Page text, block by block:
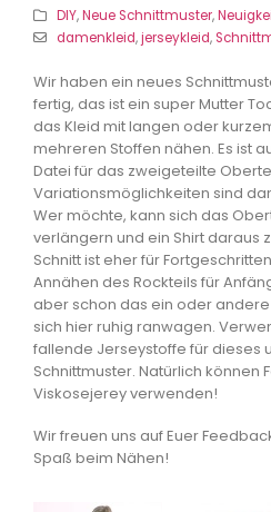
DIY,Neue Schnittmuster,
damenkleid,jerseykleid,
Wir haben ein neues
fertig, das ist ein super Mutter
das Kleid mit langen oder
mehreren Stoffen nähen. Es ist
Datei für das zweigeteilte
Variationsmöglichkeiten sind
Wer möchte, kann sich das
verlängern und ein Shirt daraus
Schnitt ist eher für
Annähen des Rockteils für
aber schon das ein oder
sich hier ruhig ranwagen.
fallende Jerseystoffe für dieses
Schnittmuster. Natürlich können
Viskosejerey verwenden!
Wir freuen uns auf Euer
Spaß beim Nähen!